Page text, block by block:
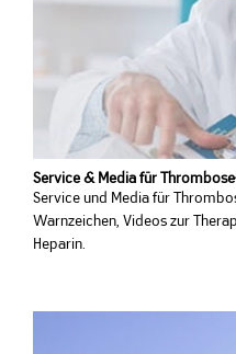
Service & Media für
Service und Media für
Warnzeichen, Videos zur
Heparin.